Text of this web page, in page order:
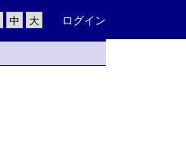
ログイン